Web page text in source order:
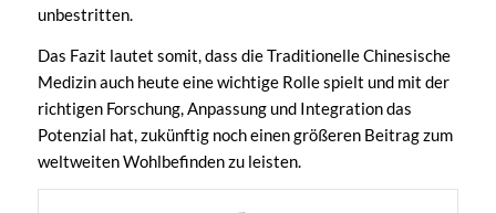
unbestritten.
Das Fazit lautet somit, dass die Traditionelle Chinesische
Medizin auch heute eine wichtige Rolle spielt und mit der
richtigen Forschung, Anpassung und Integration das
Potenzial hat, zukünftig noch einen größeren Beitrag zum
weltweiten Wohlbefinden zu leisten.